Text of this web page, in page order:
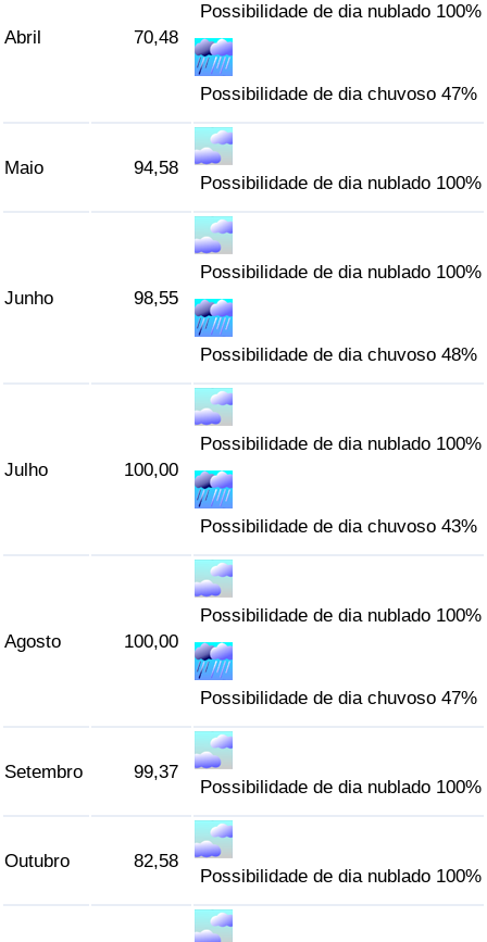
Abril 70,48
Possibilidade de dia nublado 100%
Possibilidade de dia chuvoso 47%
Maio 94,58
Possibilidade de dia nublado 100%
Junho 98,55
Possibilidade de dia nublado 100%
Possibilidade de dia chuvoso 48%
Julho 100,00
Possibilidade de dia nublado 100%
Possibilidade de dia chuvoso 43%
Agosto 100,00
Possibilidade de dia nublado 100%
Possibilidade de dia chuvoso 47%
Setembro 99,37
Possibilidade de dia nublado 100%
Outubro 82,58
Possibilidade de dia nublado 100%